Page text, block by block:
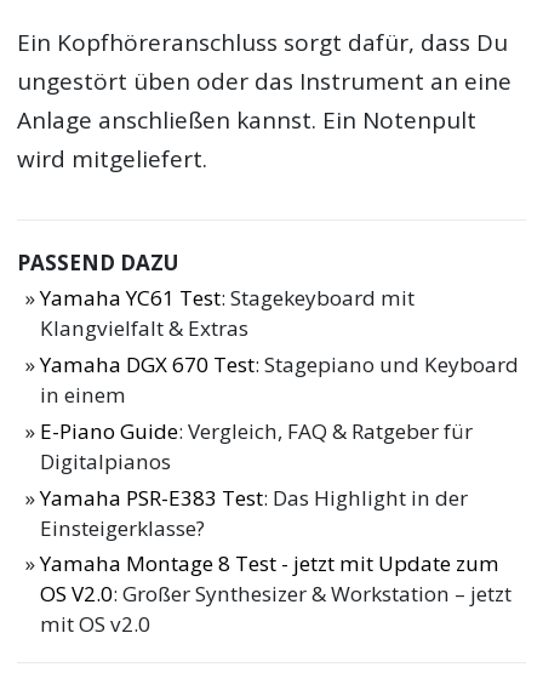
Ein Kopfhöreranschluss sorgt dafür, dass Du
ungestört üben oder das Instrument an eine
Anlage anschließen kannst. Ein Notenpult
wird mitgeliefert.
PASSEND DAZU
Yamaha YC61 Test: Stagekeyboard mit
Klangvielfalt & Extras
Yamaha DGX 670 Test: Stagepiano und Keyboard
in einem
E-Piano Guide: Vergleich, FAQ & Ratgeber für
Digitalpianos
Yamaha PSR-E383 Test: Das Highlight in der
Einsteigerklasse?
Yamaha Montage 8 Test - jetzt mit Update zum
OS V2.0: Großer Synthesizer & Workstation – jetzt
mit OS v2.0